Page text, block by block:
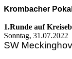
Krombacher
1.Runde auf
Sonntag, 31.07.2022
SW